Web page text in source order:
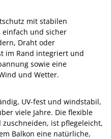
mit stabilen
einfach und sicher
Draht oder
im Rand integriert und
sowie eine
und Wetter.
UV-fest und windstabil,
viele Jahre. Die flexible
ist pflegeleicht,
Balkon eine natürliche,